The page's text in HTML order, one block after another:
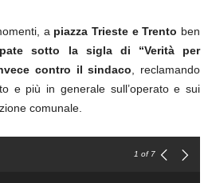
a piazza Trieste e Trento ben
sotto la sigla di “Verità per
contro il sindaco , reclamando
e più in generale sull’operato e sui
comunale.
1 of 7